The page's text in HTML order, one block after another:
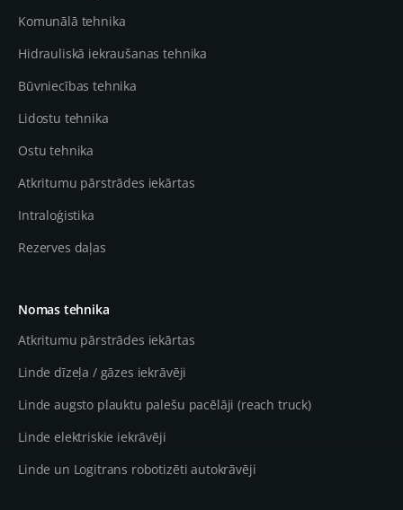
Komunālā tehnika
Hidrauliskā iekraušanas tehnika
Būvniecības tehnika
Lidostu tehnika
Ostu tehnika
Atkritumu pārstrādes iekārtas
Intraloģistika
Rezerves daļas
Nomas tehnika
Atkritumu pārstrādes iekārtas
Linde dīzeļa / gāzes iekrāvēji
Linde augsto plauktu palešu pacēlāji (reach truck)
Linde elektriskie iekrāvēji
Linde un Logitrans robotizēti autokrāvēji